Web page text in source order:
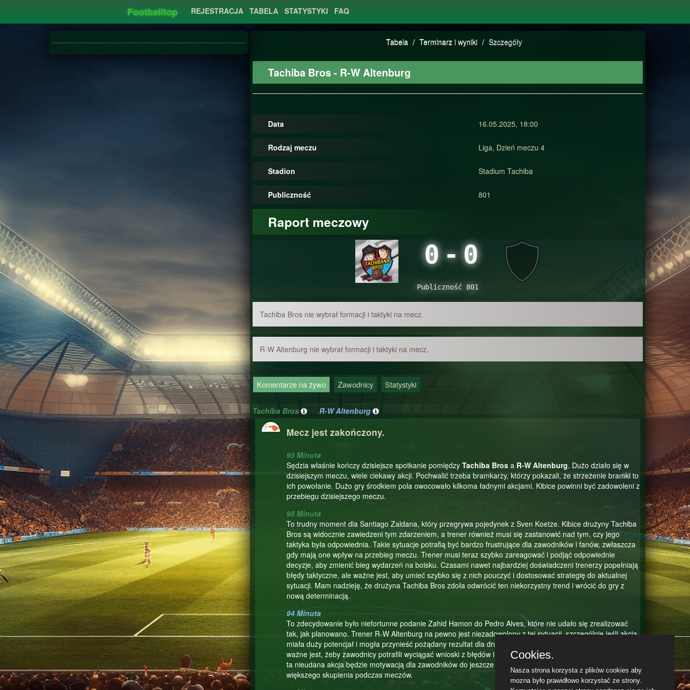
Footballtop REJESTRACJA TABELA STATYSTYKI FAQ
Tabela / Terminarz i wyniki / Szczegóły
Tachiba Bros - R-W Altenburg
Data 16.05.2025, 18:00
Rodzaj meczu Liga, Dzień meczu 4
Stadion Stadium Tachiba
Publiczność 801
Raport meczowy
0-0
Publiczność 801
Tachiba Bros nie wybrał formacji i taktyki na mecz.
R-W Altenburg nie wybrał formacji i taktyki na mecz.
Komentarze na żywo Zawodnicy Statystyki
Tachiba Bros R-W Altenburg
Mecz jest zakończony.
95 Minuta
Sędzia właśnie kończy dzisiejsze spotkanie pomiędzy Tachiba Bros a R-W Altenburg. Dużo działo się w
dzisiejszym meczu, wiele ciekawy akcji. Pochwalić trzeba bramkarzy, którzy pokazali, że strzeżenie bramki to
ich powołanie. Dużo gry środkiem pola owocowało kilkoma ładnymi akcjami. Kibice powinni być zadowoleni z
przebiegu dzisiejszego meczu.
95 Minuta
To trudny moment dla Santiago Zaldana, który przegrywa pojedynek z Sven Koetze. Kibice drużyny Tachiba
Bros są widocznie zawiedzeni tym zdarzeniem, a trener również musi się zastanowić nad tym, czy jego
taktyka była odpowiednia. Takie sytuacje potrafią być bardzo frustrujące dla zawodników i fanów, zwłaszcza
gdy mają one wpływ na przebieg meczu. Trener musi teraz szybko zareagować i podjąć odpowiednie
decyzje, aby zmienić bieg wydarzeń na boisku. Czasami nawet najbardziej doświadczeni trenerzy popełniają
błędy taktyczne, ale ważne jest, aby umieć szybko się z nich pouczyć i dostosować strategię do aktualnej
sytuacji. Mam nadzieję, że drużyna Tachiba Bros zdoła odwrócić ten niekorzystny trend i wrócić do gry z
nową determinacją.
94 Minuta
To zdecydowanie było niefortunne podanie Zahid Hamon do Pedro Alves, które nie udało się zrealizować
tak, jak planowano. Trener R-W Altenburg na pewno jest niezadowolony z tej sytuacji, szczególnie jeśli akcja
miała duży potencjał i mogła przynieść pożądany rezultat dla drużyny. Takie sytuacje są częścią gry, ale
ważne jest, żeby zawodnicy potrafili wyciągać wnioski z błędów i uczyć się na przyszłość. Mam nadzieję, że
ta nieudana akcja będzie motywacją dla zawodników do jeszcze cięższej pracy na treningach i jeszcze
większego skupienia podczas meczów.
Cookies.
Nasza strona korzysta z plików cookies aby
mozna było prawidłowo korzystać ze strony.